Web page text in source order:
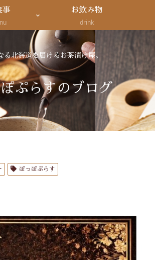
る北海道を届けるお茶漬け屋。
ぷらすのブログ
事 お飲み物
drink
ぽっぽぷらす